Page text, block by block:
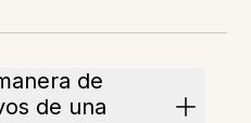
de
de una